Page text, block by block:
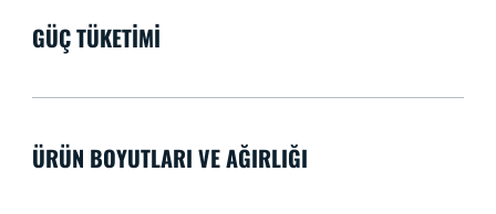
GÜÇ TÜKETIMI
ÜRÜN BOYUTLARI VE AĞIRLIĞI